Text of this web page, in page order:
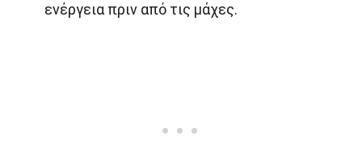
ενέργεια πριν από τις μάχες.